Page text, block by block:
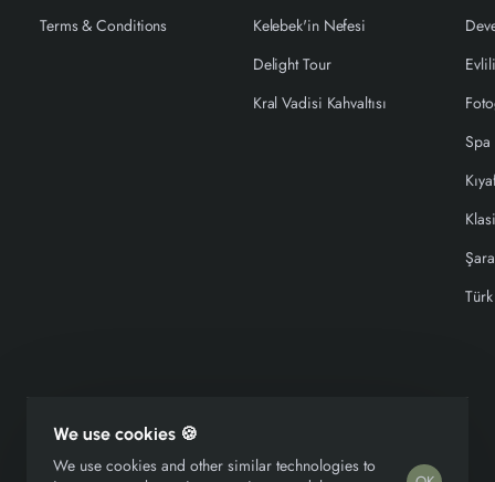
We use cookies 🍪
We use cookies and other similar technologies to
Terms & Conditions
Kelebek'in Nefesi
Delight Tour
Kral Vadisi Kahvaltısı
Copyright © 2026, Kelebek Group, All Rights Reserved